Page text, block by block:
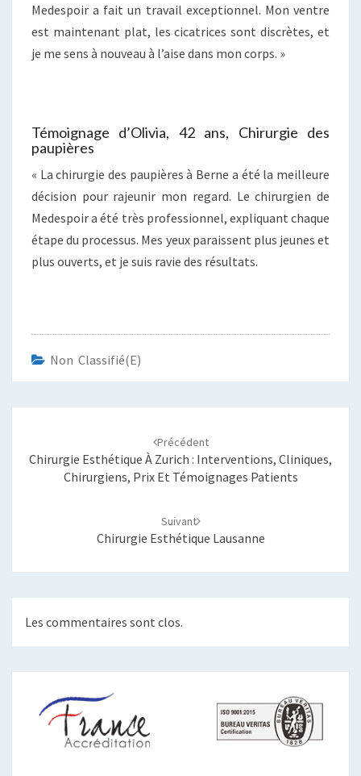
Medespoir a fait un travail exceptionnel. Mon ventre
est maintenant plat, les cicatrices sont discrètes, et
je me sens à nouveau à l’aise dans mon corps. »
Témoignage d’Olivia, 42 ans, Chirurgie des
paupières
« La chirurgie des paupières à Berne a été la meilleure
décision pour rajeunir mon regard. Le chirurgien de
Medespoir a été très professionnel, expliquant chaque
étape du processus. Mes yeux paraissent plus jeunes et
plus ouverts, et je suis ravie des résultats.
Non Classifié(e)
Précédent
Chirurgie Esthétique À Zurich : Interventions, Cliniques,
Chirurgiens, Prix Et Témoignages Patients
Suivant
Chirurgie Esthétique Lausanne
Les commentaires sont clos.